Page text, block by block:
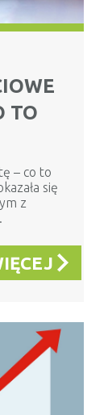
TO
– co to
się
z